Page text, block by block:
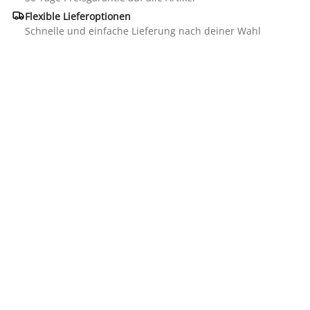
Flexible Lieferoptionen
Schnelle und einfache Lieferung nach deiner Wahl